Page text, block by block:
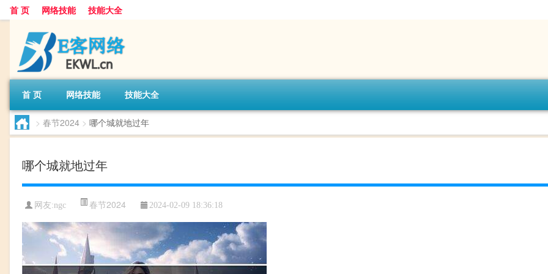
首 页 网络技能 技能大全
首 页 网络技能 技能大全
> 春节2024 > 哪个城就地过年
哪个城就地过年
网友:ngc 春节2024 2024-02-09 18:36:18